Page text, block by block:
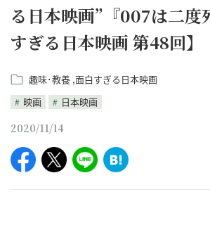
る日本映画”『007は二度
すぎる日本映画 第48回】
趣味･教養 面白すぎる日本映画
映画
日本映画
2020/11/14